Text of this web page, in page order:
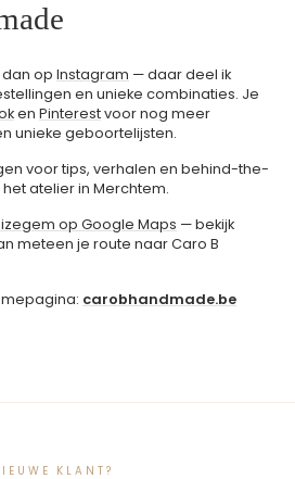
dan op Instagram — daar deel ik
en unieke combinaties. Je
en Pinterestvoor nog meer
unieke geboortelijsten.
voor tips, verhalen en behind-the-
atelier in Merchtem.
op Google Maps — bekijk
meteen je route naar Caro B
carobhandmade.be
KLANT?